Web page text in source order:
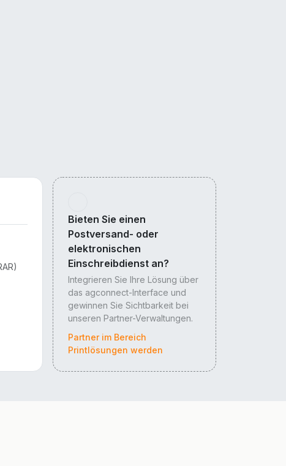
Bieten Sie einen
Postversand- oder
elektronischen
Einschreibdienst an?
Integrieren Sie Ihre Lösung über
das agconnect-Interface und
gewinnen Sie Sichtbarkeit bei
unseren Partner-Verwaltungen.
Partner im Bereich
Printlösungen werden